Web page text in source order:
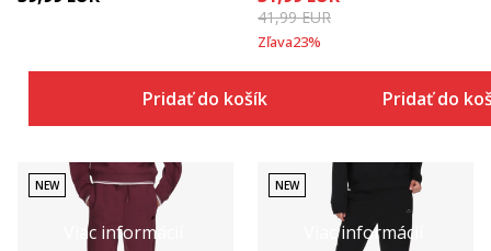
Pridať do košíka
41,99EUR
Zľava23%
Pridať do
Viac informácií
NEW
Viac informácií
NEW